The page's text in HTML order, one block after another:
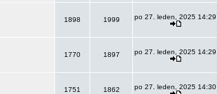
1898 1999 po 27. leden, 2025 14:29
1770 1897 po 27. leden, 2025 14:29
1751 1862 po 27. leden, 2025 14:30